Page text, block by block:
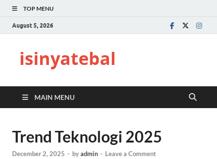
TOP MENU
August 5, 2026
isinyatebal
MAIN MENU
Trend Teknologi 2025
December 2, 2025 - byadmin - Leave a Comment